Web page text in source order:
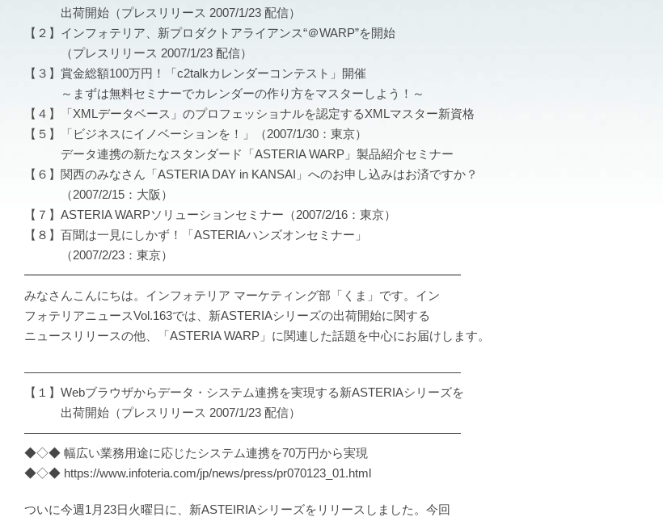
出荷開始（プレスリリース 2007/1/23 配信）
【２】インフォテリア、新プロダクトアライアンス“＠WARP”を開始
（プレスリリース 2007/1/23 配信）
【３】賞金総額100万円！「c2talkカレンダーコンテスト」開催
～まずは無料セミナーでカレンダーの作り方をマスターしよう！～
【４】「XMLデータベース」のプロフェッショナルを認定するXMLマスター新資格
【５】「ビジネスにイノベーションを！」（2007/1/30：東京）
データ連携の新たなスタンダード「ASTERIA WARP」製品紹介セミナー
【６】関西のみなさん「ASTERIA DAY in KANSAI」へのお申し込みはお済ですか？
（2007/2/15：大阪）
【７】ASTERIA WARPソリューションセミナー（2007/2/16：東京）
【８】百聞は一見にしかず！「ASTERIAハンズオンセミナー」
（2007/2/23：東京）
━━━━━━━━━━━━━━━━━━━━━━━━━━━━━━━━━━━━
みなさんこんにちは。インフォテリア マーケティング部「くま」です。イン
フォテリアニュースVol.163では、新ASTERIAシリーズの出荷開始に関する
ニュースリリースの他、「ASTERIA WARP」に関連した話題を中心にお届けします。
――――――――――――――――――――――――――――――――――――
【１】Webブラウザからデータ・システム連携を実現する新ASTERIAシリーズを
出荷開始（プレスリリース 2007/1/23 配信）
――――――――――――――――――――――――――――――――――――
◆◇◆ 幅広い業務用途に応じたシステム連携を70万円から実現
◆◇◆ https://www.infoteria.com/jp/news/press/pr070123_01.html
ついに今週1月23日火曜日に、新ASTEIRIAシリーズをリリースしました。今回